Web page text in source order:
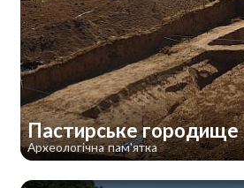
Пастирське городище
Археологічна пам'ятка